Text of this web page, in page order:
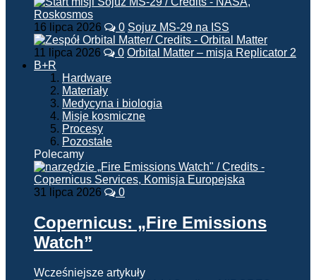
16 lipca 2026 0 Sojuz MS-29 na ISS
11 lipca 2026 0 Orbital Matter – misja Replicator 2
B+R
Hardware
Materiały
Medycyna i biologia
Misje kosmiczne
Procesy
Pozostałe
Polecamy
31 lipca 2026 0
Copernicus: „Fire Emissions
Watch”
Wcześniejsze artykuły